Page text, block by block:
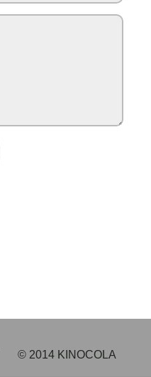
© 2014 KINOCOLA